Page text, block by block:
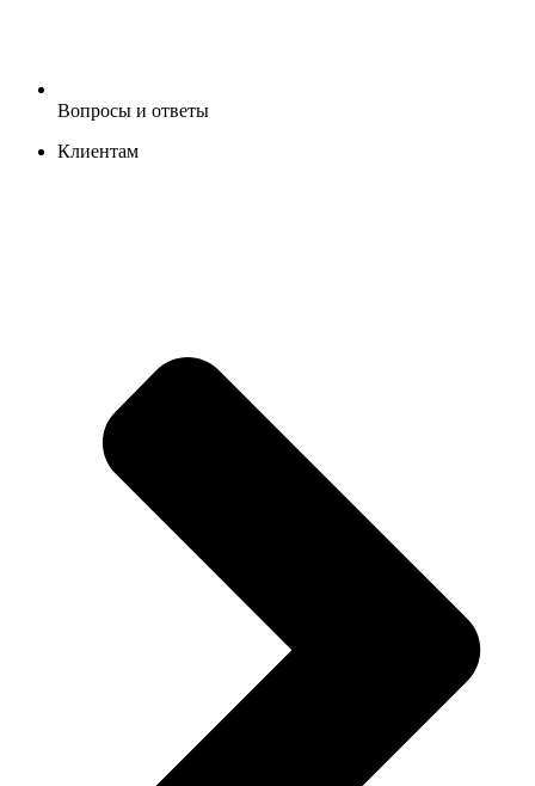
Вопросы и ответы
Клиентам